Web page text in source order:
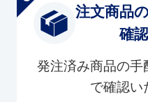
注文商品
確
発注済み商品の手
で確認い